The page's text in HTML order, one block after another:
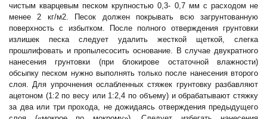
чистым кварцевым песком крупностью 0,3- 0,7 мм с расходом не
менее 2 кг/м2. Песок должен покрывать всю загрунтованную
поверхность с избытком. После полного отверждения грунтовки
излишек песка следует удалить жесткой щеткой, слегка
прошлифовать и пропылесосить основание. В случае двукратного
нанесения грунтовки (приблокирове остаточной влажности)
обсыпку песком нужно выполнять только после нанесения второго
слоя. Для упрочнения ослабленных стяжек грунтовку разбавляют
ацетоном (1:2 по весу или 1:2,4 по объему) и обрабатывают стяжку
за два или три прохода, не дожидаясь отверждения предыдущего